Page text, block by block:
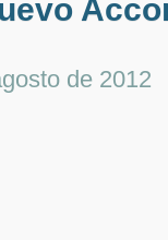
de 2012